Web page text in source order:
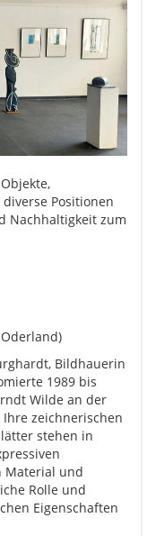
Positionen
Nachhaltigkeit zum
Bildhauerin
1989 bis
Wilde an der
zeichnerischen
stehen in
Material und
Rolle und
Eigenschaften